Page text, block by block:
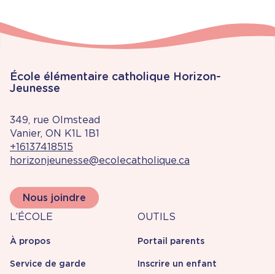
École élémentaire catholique Horizon-
Jeunesse
349, rue Olmstead
Vanier, ON K1L 1B1
+16137418515
horizonjeunesse@ecolecatholique.ca
Nous joindre
À
propos
L’ÉCOLE
À propos
Service de garde
Outils
OUTILS
Portail parents
Inscrire un enfant